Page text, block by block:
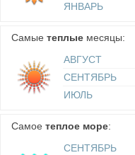
ЯНВАРЬ
Самые теплые месяцы:
АВГУСТ
СЕНТЯБРЬ
ИЮЛЬ
Самое теплое море:
СЕНТЯБРЬ